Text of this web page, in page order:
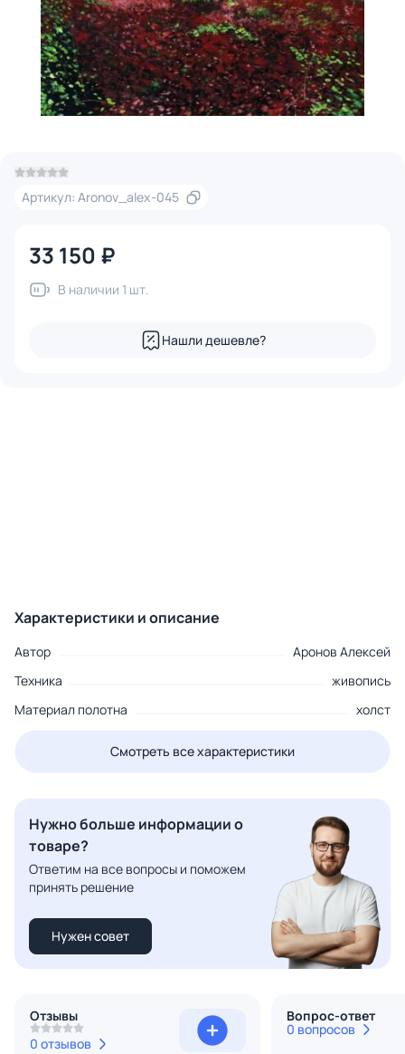
Артикул: Aronov_alex-045
33 150 ₽
В наличии 1 шт.
Нашли дешевле?
Характеристики и описание
Автор
Аронов Алексей
Техника
живопись
Материал полотна
холст
Смотреть все характеристики
Нужно больше информации о
товаре?
Ответим на все вопросы и поможем
принять решение
Нужен совет
Отзывы
0 отзывов
Вопрос-ответ
0 вопросов